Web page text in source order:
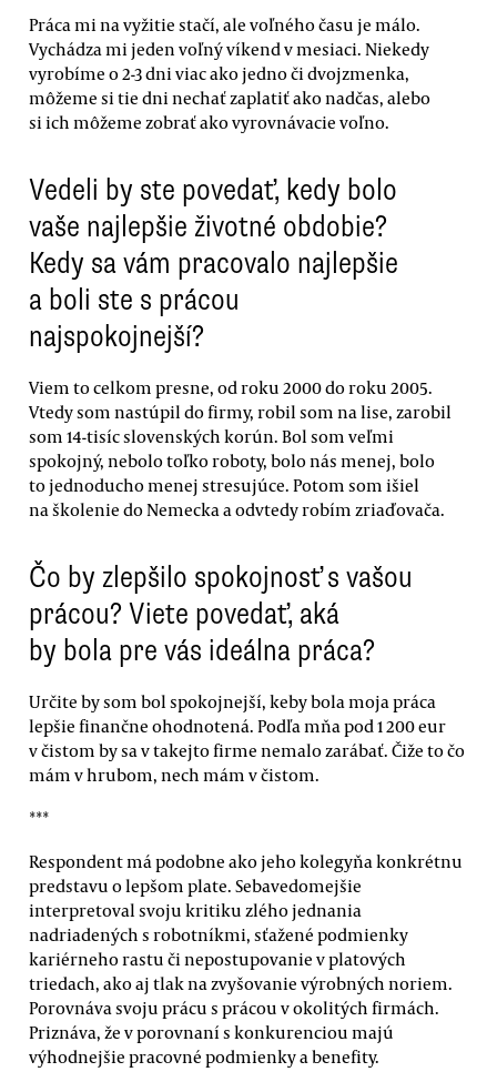
Práca mi na vyžitie stačí, ale voľného času je málo.
Vychádza mi jeden voľný víkend v mesiaci. Niekedy
vyrobíme o 2-3 dni viac ako jedno či dvojzmenka,
môžeme si tie dni nechať zaplatiť ako nadčas, alebo
si ich môžeme zobrať ako vyrovnávacie voľno.
Vedeli by ste povedať, kedy bolo
vaše najlepšie životné obdobie?
Kedy sa vám pracovalo najlepšie
a boli ste s prácou
najspokojnejší?
Viem to celkom presne, od roku 2000 do roku 2005.
Vtedy som nastúpil do firmy, robil som na lise, zarobil
som 14-tisíc slovenských korún. Bol som veľmi
spokojný, nebolo toľko roboty, bolo nás menej, bolo
to jednoducho menej stresujúce. Potom som išiel
na školenie do Nemecka a odvtedy robím zriaďovača.
Čo by zlepšilo spokojnosť s vašou
prácou? Viete povedať, aká
by bola pre vás ideálna práca?
Určite by som bol spokojnejší, keby bola moja práca
lepšie finančne ohodnotená. Podľa mňa pod 1 200 eur
v čistom by sa v takejto firme nemalo zarábať. Čiže to čo
mám v hrubom, nech mám v čistom.
***
Respondent má podobne ako jeho kolegyňa konkrétnu
predstavu o lepšom plate. Sebavedomejšie
interpretoval svoju kritiku zlého jednania
nadriadených s robotníkmi, sťažené podmienky
kariérneho rastu či nepostupovanie v platových
triedach, ako aj tlak na zvyšovanie výrobných noriem.
Porovnáva svoju prácu s prácou v okolitých firmách.
Priznáva, že v porovnaní s konkurenciou majú
výhodnejšie pracovné podmienky a benefity.